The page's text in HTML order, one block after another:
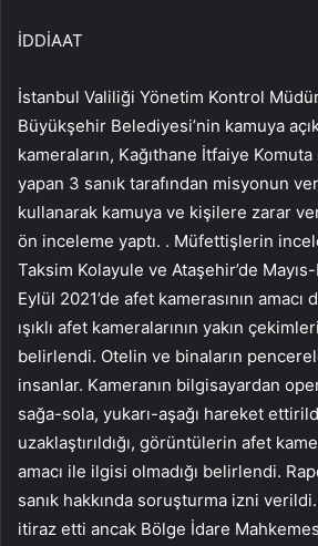
İDDİAAT
İstanbul Valiliği Yönetim Kontrol
Büyükşehir Belediyesi’nin kamuya
kameraların, Kağıthane İtfaiye
yapan 3 sanık tarafından misyonun
kullanarak kamuya ve kişilere zarar
ön inceleme yaptı. . Müfettişlerin
Taksim Kolayule ve Ataşehir’de
Eylül 2021’de afet kamerasının amacı
ışıklı afet kameralarının yakın
belirlendi. Otelin ve binaların
insanlar. Kameranın bilgisayardan
sağa-sola, yukarı-aşağı hareket
uzaklaştırıldığı, görüntülerin afet
amacı ile ilgisi olmadığı belirlendi.
sanık hakkında soruşturma izni
itiraz etti ancak Bölge İdare